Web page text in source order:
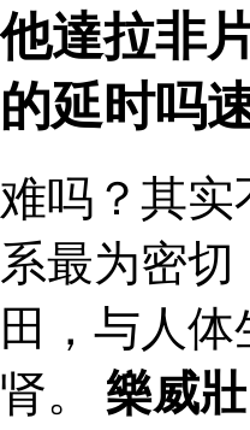
他達拉非
的延时吗
难吗？其
系最为密
田，与人
肾。 樂威壯